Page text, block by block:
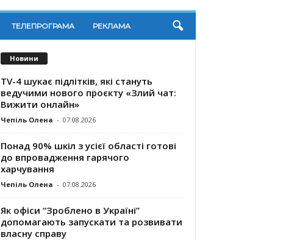
ТЕЛЕПРОГРАМА РЕКЛАМА
Новини
TV-4 шукає підлітків, які стануть
ведучими нового проєкту «Злий чат:
Вижити онлайн»
Чепіль Олена - 07.08.2026
Понад 90% шкіл з усієї області готові
до впровадження гарячого
харчування
Чепіль Олена - 07.08.2026
Як офіси “Зроблено в Україні”
допомагають запускaти та розвивати
власну справу